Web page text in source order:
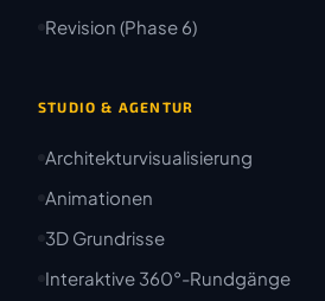
Revision (Phase 6)
STUDIO & AGENTUR
Architekturvisualisierung
Animationen
3D Grundrisse
Interaktive 360°-Rundgänge